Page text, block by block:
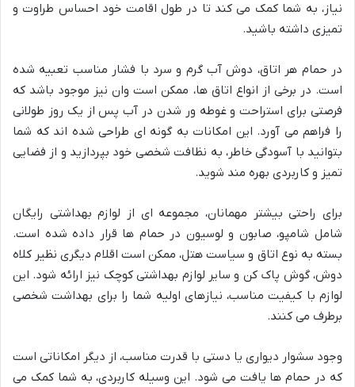
نیاز، به شما کمک می کند تا در طول اقامت خود احساس طراوت و
تمیزی داشته باشید.
در حمام هر اتاق، دوش آب گرم و سرد با فشار مناسب تعبیه شده
است. در برخی از انواع اتاق ها، ممکن است وان نیز موجود باشد که
فرصتی برای استراحت و غوطه ور شدن در آب پس از یک روز طولانی
را فراهم می آورد. این امکانات به گونه ای طراحی شده اند که شما
بتوانید با آسودگی خاطر، به نظافت شخصی خود بپردازید و از فضایی
تمیز و کاربردی بهره مند شوید.
برای راحتی بیشتر مهمانان، مجموعه ای از لوازم بهداشتی رایگان
شامل شامپو، صابون و لوسیون در حمام ها قرار داده شده است.
بسته به نوع اتاق و سیاست هتل، ممکن است اقلام دیگری نظیر کلاه
دوش، گوش پاک کن و سایر لوازم بهداشتی کوچک نیز ارائه شود. این
لوازم با کیفیت مناسب، نیازهای اولیه شما را برای بهداشت شخصی
برطرف می کنند.
وجود سشوار دیواری یا دستی با قدرت مناسب، از دیگر امکاناتی است
که در حمام ها یافت می شود. این وسیله کاربردی، به شما کمک می